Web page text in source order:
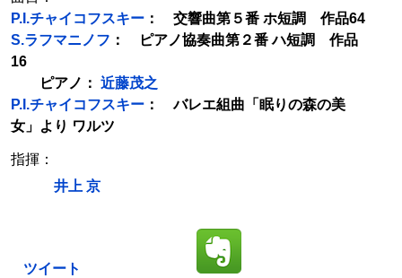
P.I.チャイコフスキー ： 交響曲第５番 ホ短調 作品64
S.ラフマニノフ ： ピアノ協奏曲第２番 ハ短調 作品
16
ピアノ： 近藤茂之
P.I.チャイコフスキー ： バレエ組曲「眠りの森の美
女」より ワルツ
指揮：
井上 京
ツイート